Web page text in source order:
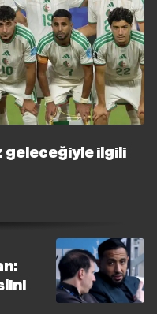
geleceğiyle ilgili